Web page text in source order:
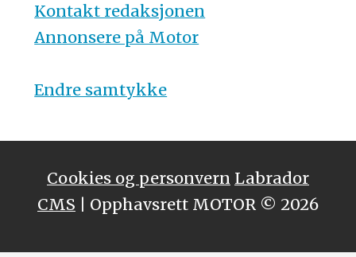
Kontakt redaksjonen
Annonsere på Motor
Endre samtykke
Cookies og personvern Labrador
CMS | Opphavsrett MOTOR © 2026